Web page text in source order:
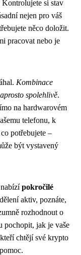
Kontrolujete si stav
nejen pro váš
něco doložit.
pracovat nebo je
Kombinace
spolehlivě.
na hardwarovém
telefonu, k
potřebujete –
být vystavený
pokročilé
aktiv, poznáte,
rozhodnout o
pochopit, jak je vaše
chtějí své krypto